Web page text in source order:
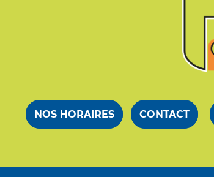
NOS HORAIRES CONTACT